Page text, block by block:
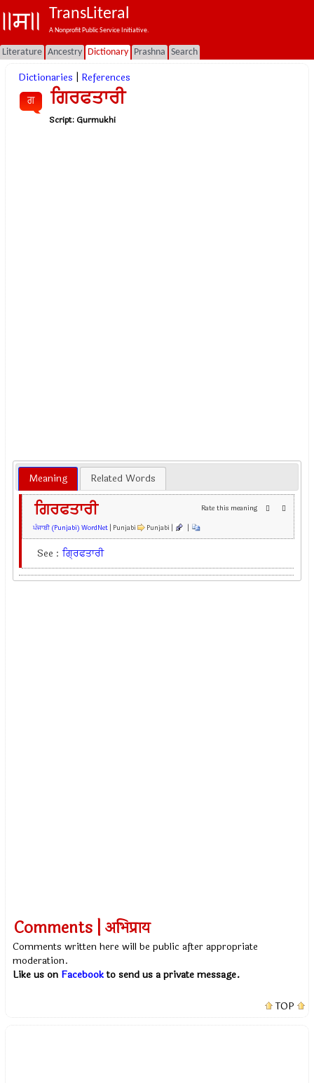
TransLiteral
A Nonprofit Public Service Initiative.
Literature Ancestry Dictionary Prashna Search
Dictionaries References
ਗ ਗਿਰਫਤਾਰੀ
Script: Gurmukhi
Meaning Related Words
Rate this meaning
ਗਿਰਫਤਾਰੀ
ਪੰਜਾਬੀ (Punjabi) WordNet | Punjabi Punjabi | |
See : ਗ੍ਰਿਫਤਾਰੀ
Comments | अभिप्राय
Comments written here will be public after appropriate
moderation.
Like us on Facebookto send us a private message.
TOP